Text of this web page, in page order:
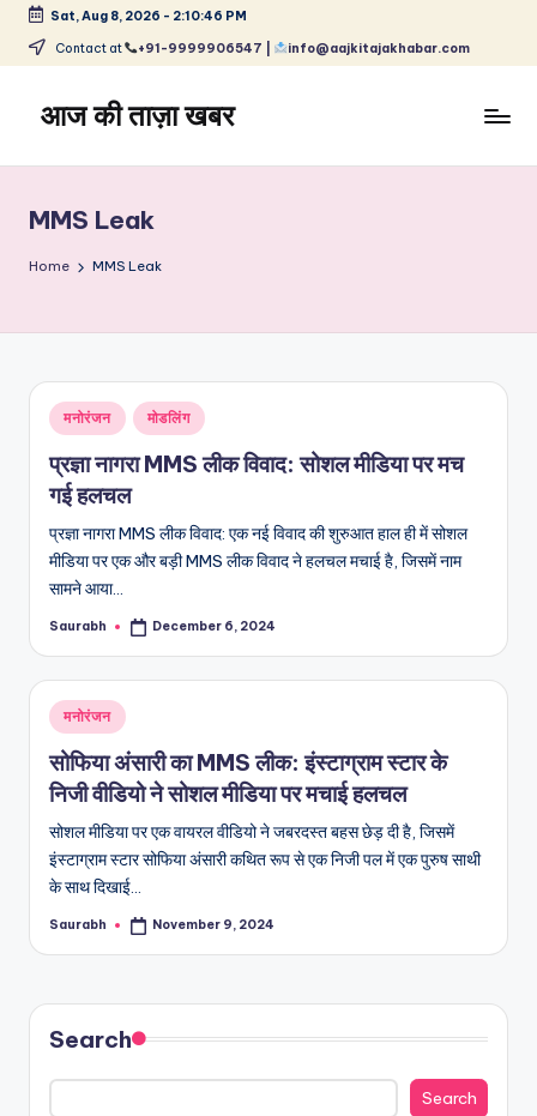
Skip
content
Sat, Aug 8, 2026 - 2:10:46 PM
Contact at +91-9999906547 | info@aajkitajakhabar.com
आज की ताज़ा खबर
ताज़ा
समाचार
–
और
विश्व
MMS Leak
Home MMS Leak
Posted
in
मनोरंजन मोडलिंग
प्रज्ञा नागरा MMS लीक विवाद: सोशल मीडिया पर मच
गई हलचल
प्रज्ञा नागरा MMS लीक विवाद: एक नई विवाद की शुरुआत हाल ही में सोशल
मीडिया पर एक और बड़ी MMS लीक विवाद ने हलचल मचाई है, जिसमें नाम
सामने आया…
Posted
Saurabh December 6, 2024
Posted
in
मनोरंजन
सोफिया अंसारी का MMS लीक: इंस्टाग्राम स्टार के
निजी वीडियो ने सोशल मीडिया पर मचाई हलचल
सोशल मीडिया पर एक वायरल वीडियो ने जबरदस्त बहस छेड़ दी है, जिसमें
इंस्टाग्राम स्टार सोफिया अंसारी कथित रूप से एक निजी पल में एक पुरुष साथी
के साथ दिखाई…
Posted
Saurabh November 9, 2024
Search
Search